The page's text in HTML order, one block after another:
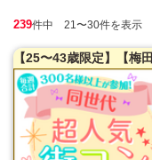
239件中 21〜30件を表示